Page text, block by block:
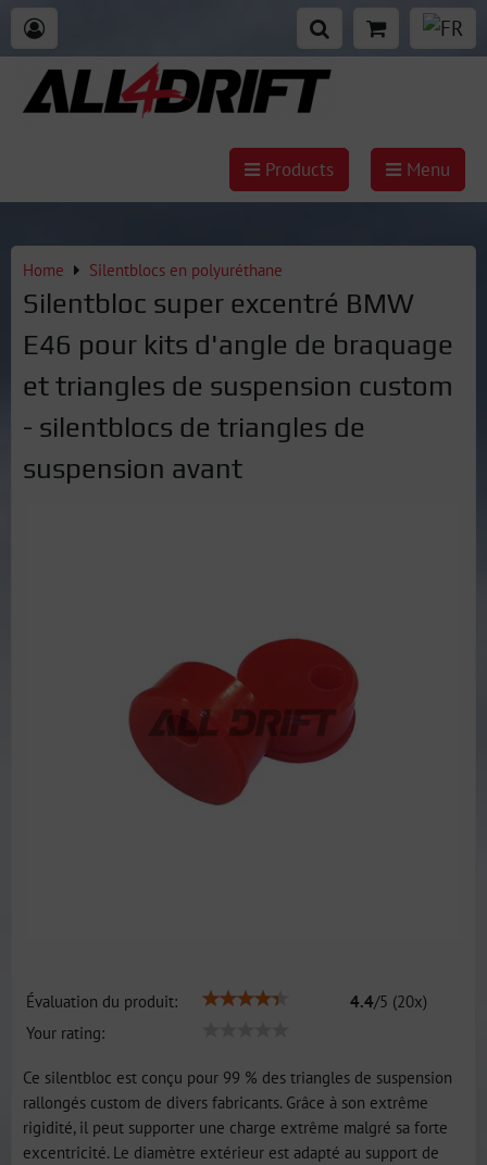
Products Menu
Home Silentblocs en polyuréthane
Silentbloc super excentré BMW
E46 pour kits d'angle de braquage
et triangles de suspension custom
- silentblocs de triangles de
suspension avant
Évaluation du produit: 4.4/5 (20x)
Your rating:
Ce silentbloc est conçu pour 99 % des triangles de suspension
rallongés custom de divers fabricants. Grâce à son extrême
rigidité, il peut supporter une charge extrême malgré sa forte
excentricité. Le diamètre extérieur est adapté au support de